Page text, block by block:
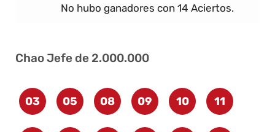
No hubo ganadores con 14 Aciertos.
Chao Jefe de 2.000.000
03 05 08 09 10 11